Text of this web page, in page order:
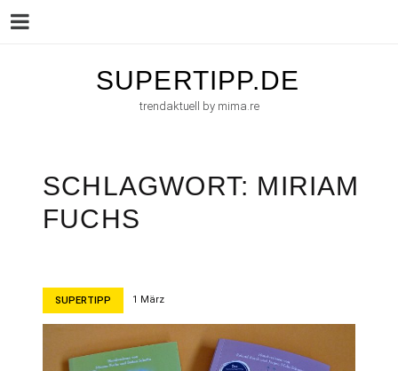
SUPERTIPP.DE
trendaktuell by mima.re
SCHLAGWORT: MIRIAM
FUCHS
SUPERTIPP 1 März
Menu